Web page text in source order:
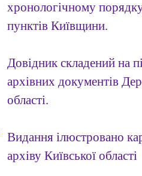
хронологічному
пунктів Київщини.
Довідник складений на
архівних документів
області.
Видання ілюстровано
архіву Київської області